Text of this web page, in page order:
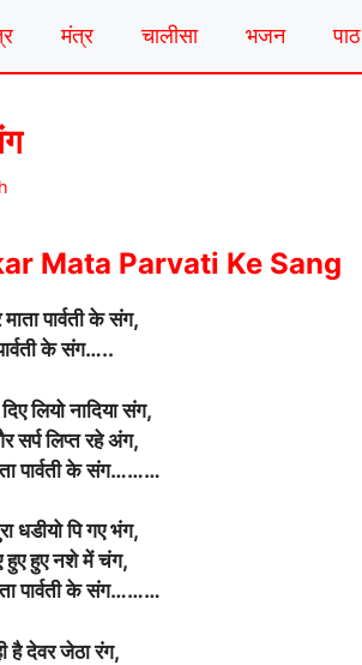
मंत्र चालीसा भजन पाठ
Mata Parvati Ke Sang
पार्वती के संग,
के संग…..
लियो नादिया संग,
सर्प लिप्त रहे अंग,
पार्वती के संग………
धडीयो पि गए भंग,
हुए हुए नशे में चंग,
पार्वती के संग………
है देवर जेठा रंग,